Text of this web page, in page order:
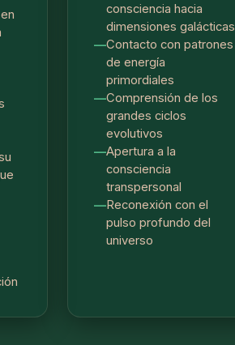
consciencia hacia
dimensiones galácticas
Contacto con patrones
de energía
primordiales
Comprensión de los
grandes ciclos
evolutivos
Apertura a la
consciencia
transpersonal
Reconexión con el
pulso profundo del
universo